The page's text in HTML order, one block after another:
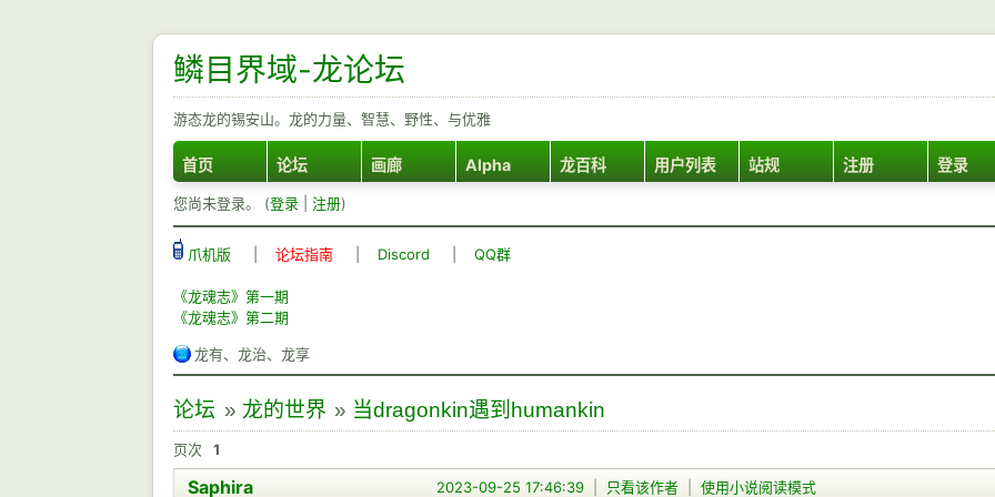
鳞目界域-龙论坛
游态龙的锡安山。龙的力量、智慧、野性、与优雅
首页 论坛 画廊 Alpha 龙百科 用户列表 站规 注册 登录
您尚未登录。 (登录 注册)
爪机版 论坛指南 Discord QQ群
《龙魂志》第一期
《龙魂志》第二期
龙有、龙治、龙享
论坛 » 龙的世界 » 当dragonkin遇到humankin
页次 1
2023-09-25 17:46:39 只看该作者 使用小说阅读模式
Saphira